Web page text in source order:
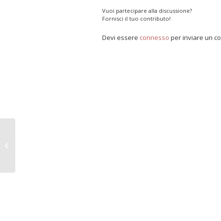
Vuoi partecipare alla discussione?
Fornisci il tuo contributo!
Devi essere connesso per inviare un